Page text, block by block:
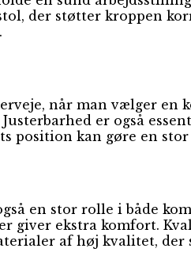
der støtter kroppen
når man vælger
er også
position kan gøre en
en stor rolle i både
giver ekstra komfort.
af høj kvalitet, der